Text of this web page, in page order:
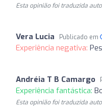
Esta opinião foi traduzida
Vera Lucia Publicado em
Experiência negativa:
Andréia T B Camargo
Experiência fantástica:
Esta opinião foi traduzida